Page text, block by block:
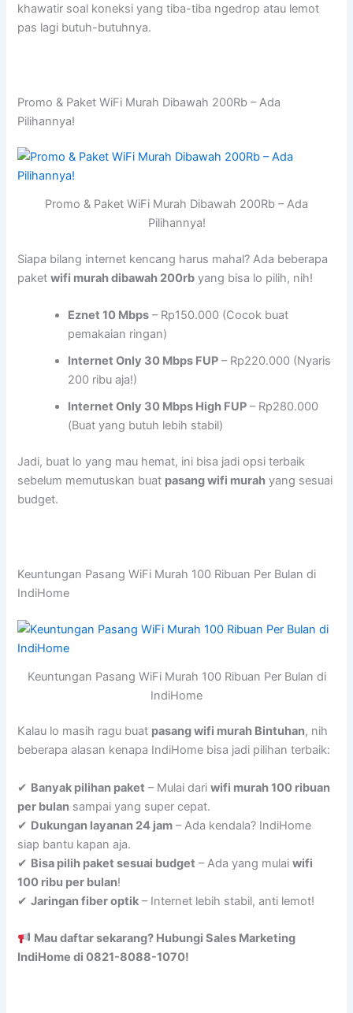
khawatir soal koneksi yang tiba-tiba ngedrop atau lemot
pas lagi butuh-butuhnya.
Promo & Paket WiFi Murah Dibawah 200Rb – Ada
Pilihannya!
Promo & Paket WiFi Murah Dibawah 200Rb – Ada
Pilihannya!
Siapa bilang internet kencang harus mahal? Ada beberapa
paketwifi murah dibawah 200rb yang bisa lo pilih, nih!
Eznet 10 Mbps – Rp150.000 (Cocok buat
pemakaian ringan)
Internet Only 30 Mbps FUP – Rp220.000 (Nyaris
200 ribu aja!)
Internet Only 30 Mbps High FUP – Rp280.000
(Buat yang butuh lebih stabil)
Jadi, buat lo yang mau hemat, ini bisa jadi opsi terbaik
sebelum memutuskan buat pasang wifi murah yang sesuai
budget.
Keuntungan Pasang WiFi Murah 100 Ribuan Per Bulan di
IndiHome
Keuntungan Pasang WiFi Murah 100 Ribuan Per Bulan di
IndiHome
Kalau lo masih ragu buat pasang wifi murah Bintuhan, nih
beberapa alasan kenapa IndiHome bisa jadi pilihan terbaik:
✔ Banyak pilihan paket – Mulai dariwifi murah 100 ribuan
per bulan sampai yang super cepat.
✔ Dukungan layanan 24 jam – Ada kendala? IndiHome
siap bantu kapan aja.
✔ Bisa pilih paket sesuai budget – Ada yang mulaiwifi
100 ribu per bulan!
✔Jaringan fiber optik – Internet lebih stabil, anti lemot!
Mau daftar sekarang? Hubungi Sales Marketing
IndiHome di 0821-8088-1070!